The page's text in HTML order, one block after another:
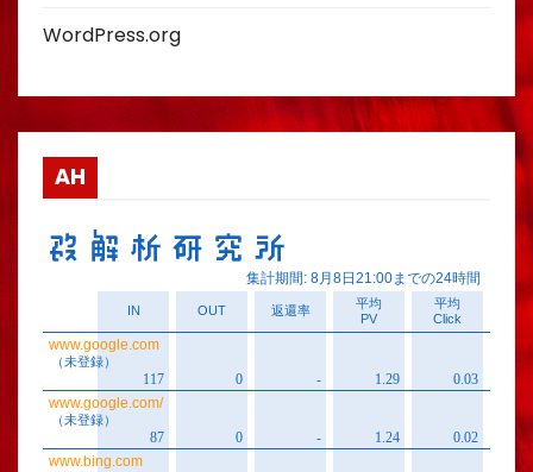
WordPress.org
AH